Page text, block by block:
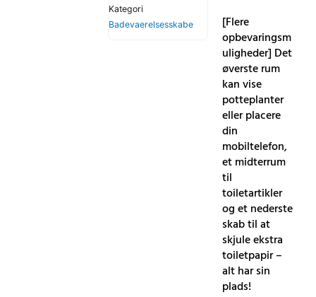
Kategori
Badevaerelsesskabe
[Flere
opbevaringsm
uligheder] Det
øverste rum
kan vise
potteplanter
eller placere
din
mobiltelefon,
et midterrum
til
toiletartikler
og et nederste
skab til at
skjule ekstra
toiletpapir –
alt har sin
plads!